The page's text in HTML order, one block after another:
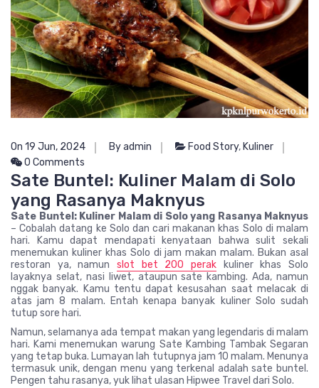
On 19 Jun, 2024 By admin Food Story, Kuliner
0 Comments
Sate Buntel: Kuliner Malam di Solo
yang Rasanya Maknyus
Sate Buntel: Kuliner Malam di Solo yang Rasanya Maknyus
– Cobalah datang ke Solo dan cari makanan khas Solo di malam
hari. Kamu dapat mendapati kenyataan bahwa sulit sekali
menemukan kuliner khas Solo di jam makan malam. Bukan asal
restoran ya, namun slot bet 200 perak kuliner khas Solo
layaknya selat, nasi liwet, ataupun sate kambing. Ada, namun
nggak banyak. Kamu tentu dapat kesusahan saat melacak di
atas jam 8 malam. Entah kenapa banyak kuliner Solo sudah
tutup sore hari.
Namun, selamanya ada tempat makan yang legendaris di malam
hari. Kami menemukan warung Sate Kambing Tambak Segaran
yang tetap buka. Lumayan lah tutupnya jam 10 malam. Menunya
termasuk unik, dengan menu yang terkenal adalah sate buntel.
Pengen tahu rasanya, yuk lihat ulasan Hipwee Travel dari Solo.